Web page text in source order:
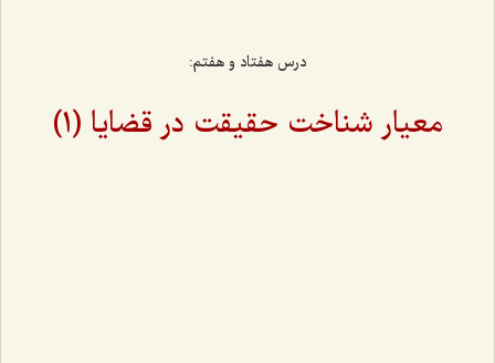
درس هفتاد و هفتم:
معیار شناخت حقیقت در قضایا (1)